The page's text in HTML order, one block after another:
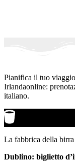
Pianifica il tuo
Irlandaonline:
italiano.
La fabbrica della birra
Dublino: biglietto